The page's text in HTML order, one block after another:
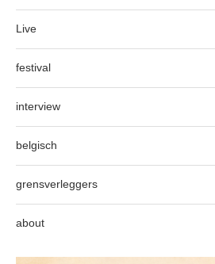
Live
festival
interview
belgisch
grensverleggers
about